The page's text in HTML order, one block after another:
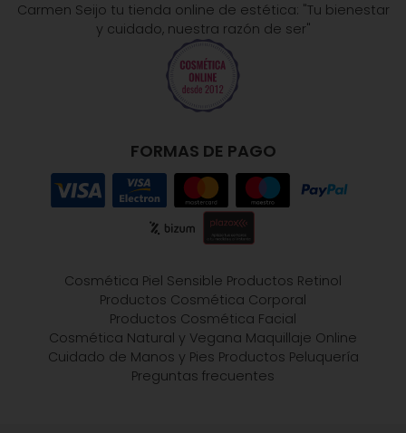
Carmen Seijo tu tienda online de estética: "Tu bienestar
y cuidado, nuestra razón de ser"
FORMAS DE PAGO
Cosmética Piel Sensible Productos Retinol
Productos Cosmética Corporal
Productos Cosmética Facial
Cosmética Natural y Vegana Maquillaje Online
Cuidado de Manos y Pies Productos Peluquería
Preguntas frecuentes